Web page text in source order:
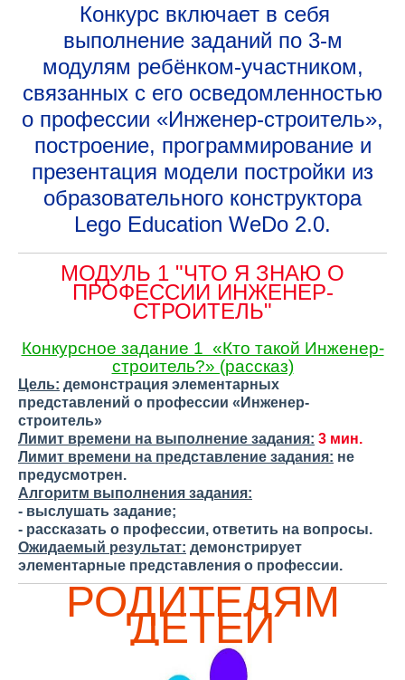
Конкурс включает в себя
выполнение заданий по 3-м
модулям ребёнком-участником,
связанных с его осведомленностью
о профессии «Инженер-строитель»,
построение, программирование и
презентация модели постройки из
образовательного конструктора
Lego Education WeDo 2.0.
МОДУЛЬ 1 "ЧТО Я ЗНАЮ О
ПРОФЕССИИ ИНЖЕНЕР-
СТРОИТЕЛЬ"
Конкурсное задание 1 «Кто такой Инженер-
строитель?» (рассказ)
Цель: демонстрация элементарных
представлений о профессии «Инженер-
строитель»
Лимит времени на выполнение задания: 3 мин.
Лимит времени на представление задания: не
предусмотрен.
Алгоритм выполнения задания:
- выслушать задание;
- рассказать о профессии, ответить на вопросы.
Ожидаемый результат: демонстрирует
элементарные представления о профессии.
РОДИТЕЛЯМ
ДЕТЕЙ